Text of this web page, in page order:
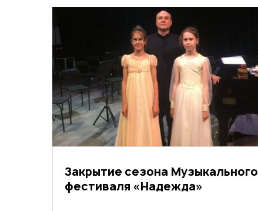
Закрытие сезона Музыкального
фестиваля «Надежда»